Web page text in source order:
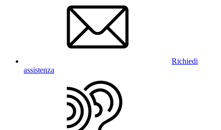
Richiedi
assistenza